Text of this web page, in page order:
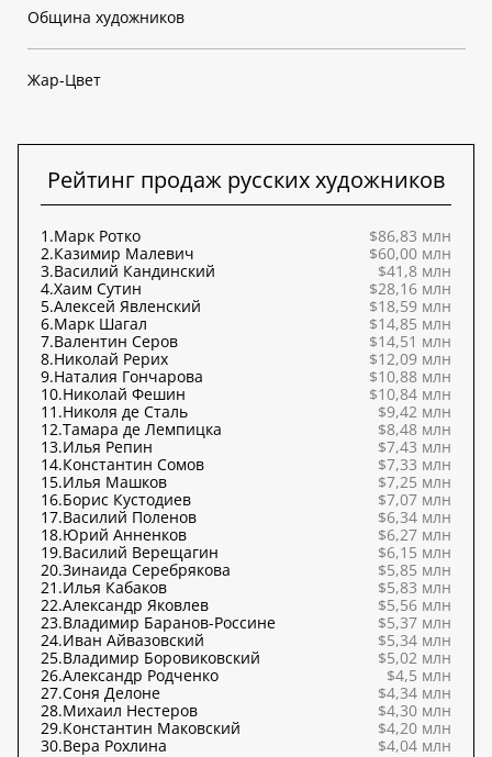
Община художников
Жар-Цвет
Рейтинг продаж русских художников
1.Марк Ротко
$86,83 млн
2.Казимир Малевич
$60,00 млн
3.Василий Кандинский
$41,8 млн
4.Хаим Сутин
$28,16 млн
5.Алексей Явленский
$18,59 млн
6.Марк Шагал
$14,85 млн
7.Валентин Серов
$14,51 млн
8.Николай Рерих
$12,09 млн
9.Наталия Гончарова
$10,88 млн
10.Николай Фешин
$10,84 млн
11.Николя де Сталь
$9,42 млн
12.Тамара де Лемпицка
$8,48 млн
13.Илья Репин
$7,43 млн
14.Константин Сомов
$7,33 млн
15.Илья Машков
$7,25 млн
16.Борис Кустодиев
$7,07 млн
17.Василий Поленов
$6,34 млн
18.Юрий Анненков
$6,27 млн
19.Василий Верещагин
$6,15 млн
20.Зинаида Серебрякова
$5,85 млн
21.Илья Кабаков
$5,83 млн
22.Александр Яковлев
$5,56 млн
23.Владимир Баранов-Россине
$5,37 млн
24.Иван Айвазовский
$5,34 млн
25.Владимир Боровиковский
$5,02 млн
26.Александр Родченко
$4,5 млн
27.Соня Делоне
$4,34 млн
28.Михаил Нестеров
$4,30 млн
29.Константин Маковский
$4,20 млн
30.Вера Рохлина $4,04 млн